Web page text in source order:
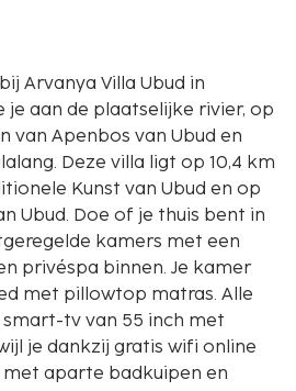
Arvanya Villa Ubud in
je aan de plaatselijke rivier, op
van Apenbos van Ubud en
op 10,4 km
Kunst van Ubud en op
Ubud. Doe of je thuis bent in
kamers met een
privéspa binnen. Je kamer
met pillowtop matras. Alle
tv van 55 inch met
je dankzij gratis wifi online
aparte badkuipen en